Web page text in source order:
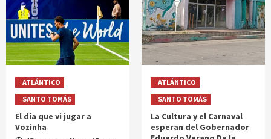
ATLÁNTICO
SANTO TOMÁS
El día que vi jugar a
Vozinha
ATLÁNTICO
SANTO TOMÁS
La Cultura y el Carnaval
esperan del Gobernador